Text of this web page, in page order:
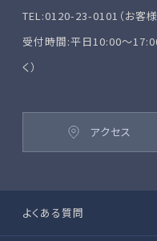
TEL:0120-23-0101（お客様
受付時間:平日10:00～
く）
アクセス
よくある質問